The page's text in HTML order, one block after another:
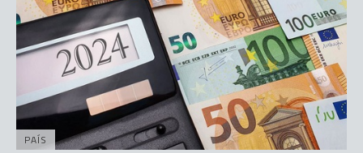
PAÍS